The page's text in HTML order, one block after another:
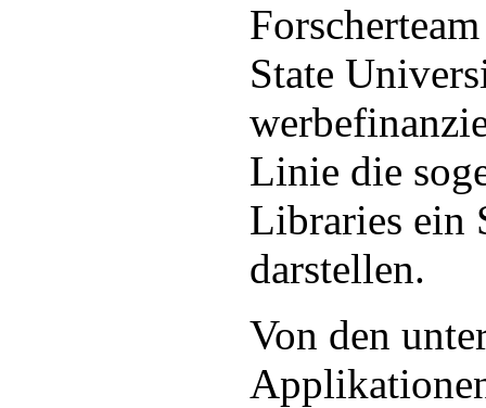
State
Linie die
Libraries ein
darstellen.
Von den